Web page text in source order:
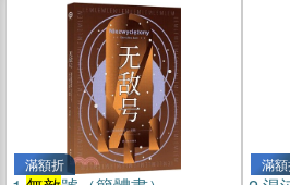
滿額折 滿